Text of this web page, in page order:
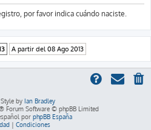
r
por favor indica cuándo naciste.
by Ian Bradley
Forum Software © phpBB Limited
por phpBB España
| Condiciones